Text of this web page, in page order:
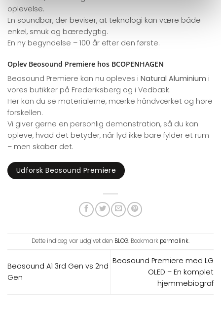
oplevelse.
En soundbar, der beviser, at teknologi kan være både
enkel, smuk og bæredygtig.
En ny begyndelse – 100 år efter den første.
Oplev Beosound Premiere hos BCOPENHAGEN
Beosound Premiere kan nu opleves i Natural Aluminium i
vores butikker på Frederiksberg og i Vedbæk.
Her kan du se materialerne, mærke håndværket og høre
forskellen.
Vi giver gerne en personlig demonstration, så du kan
opleve, hvad det betyder, når lyd ikke bare fylder et rum
– men skaber det.
Udforsk Beosound Premiere
Dette indlæg var udgivet den BLOG. Bookmark permalink.
Beosound A1 3rd Gen vs 2nd
Gen
Beosound Premiere med LG
OLED – En komplet
hjemmebiograf